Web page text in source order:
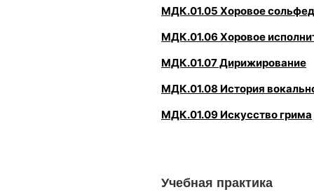
МДК.01.05 Хоровое
МДК.01.06 Хоровое
МДК.01.07 Дирижирование
МДК.01.08 История
МДК.01.09 Искусство грима
Учебная практика